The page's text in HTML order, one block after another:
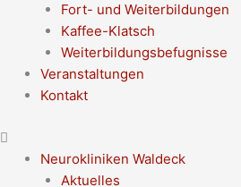
Fort- und Weiterbildungen
Kaffee-Klatsch
Weiterbildungsbefugnisse
Veranstaltungen
Kontakt
Neurokliniken Waldeck
Aktuelles